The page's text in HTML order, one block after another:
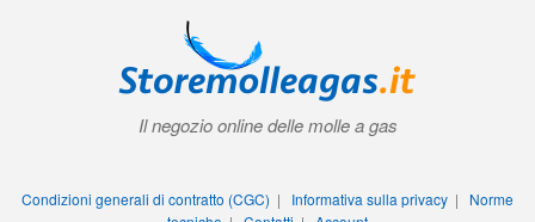
Il negozio online delle molle a gas
Condizioni generali di contratto (CGC) | Informativa sulla privacy | Norme